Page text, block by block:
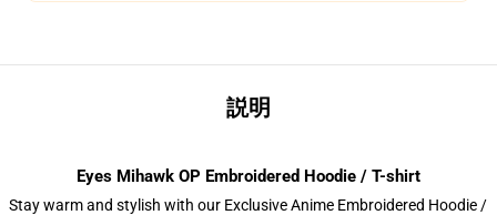
説明
Eyes Mihawk OP Embroidered Hoodie / T-shirt
Stay warm and stylish with our Exclusive Anime Embroidered Hoodie /